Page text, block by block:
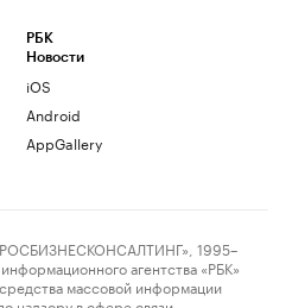
РБК
Новости
iOS
Android
AppGallery
1995–
агентства «РБК»
массовой информации